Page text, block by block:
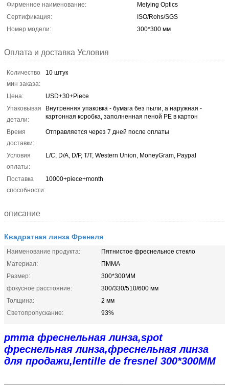
Фирменное наименование:
Meiying Optics
Сертификация:
ISO/Rohs/SGS
Номер модели:
300*300 мм
Оплата и доставка Условия
Количество
мин заказа:
10 штук
Цена:
USD+30+Piece
Упаковывая
детали:
Внутренняя упаковка - бумага без пыли, а наружная -
картонная коробка, заполненная пеной PE в картон
Время
доставки:
Отправляется через 7 дней после оплаты
Условия
оплаты:
L/C, D/A, D/P, T/T, Western Union, MoneyGram, Paypal
Поставка
способности:
10000+piece+month
описание
Квадратная линза Френеля
Наименование продукта:
Пятнистое фреснельное стекло
Материал:
ПММА
Размер:
300*300ММ
фокусное расстояние:
300/330/510/600 мм
Толщина:
2 мм
Светопропускание:
93%
pmma фреснельная линза,spot
фреснельная линза,фреснельная линза
для продажи,lentille de fresnel 300*300MM